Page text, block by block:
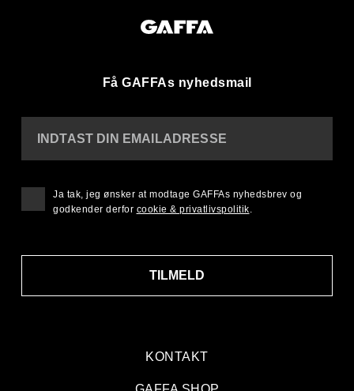
Få GAFFAs nyhedsmail
KONTAKT
INDTAST DIN EMAILADRESSE
TILMELD
Ja tak, jeg ønsker at modtage GAFFAs nyhedsbrev og
godkender derfor cookie & privatlivspolitik.